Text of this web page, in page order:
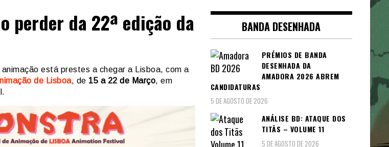
perder da 22ª edição da
está prestes a chegar a Lisboa, com a
de Lisboa, de 15 a 22 de Março, em
BANDA DESENHADA
PRÉMIOS DE BANDA
DESENHADA DA
AMADORA 2026 ABREM
CANDIDATURAS
5 DE AGOSTO DE 2026
ANÁLISE BD: ATAQUE DOS
TITÃS – VOLUME 11
5 DE AGOSTO DE 2026